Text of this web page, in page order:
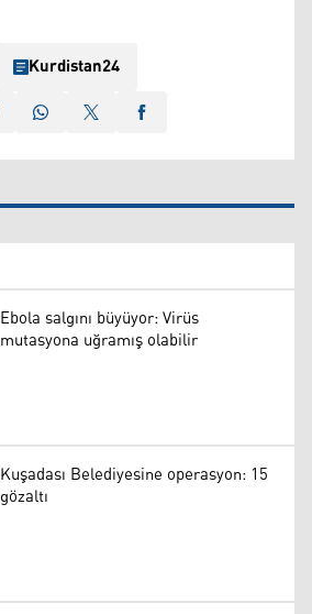
Kurdistan24
Ebola salgını büyüyor: Virüs
mutasyona uğramış olabilir
Kuşadası Belediyesine operasyon: 15
gözaltı